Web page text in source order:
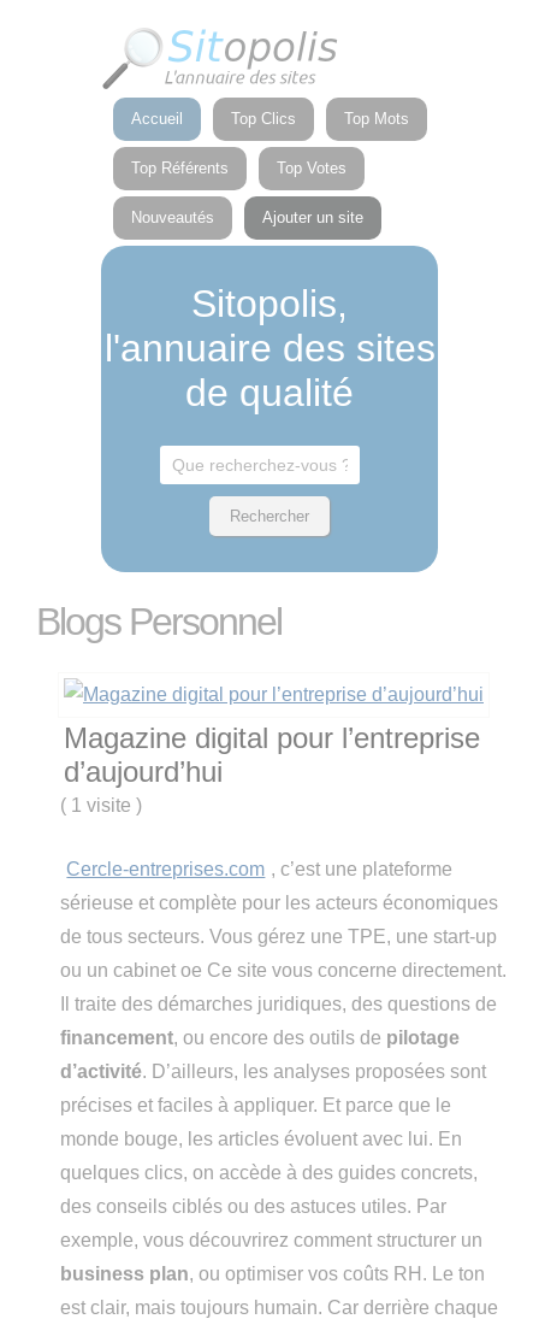
Accueil Top Clics Top Mots
Top Référents Top Votes
Nouveautés Ajouter un site
Sitopolis,
l'annuaire des sites
de qualité
Blogs Personnel
Magazine digital pour l’entreprise
d’aujourd’hui
( 1 visite)
Cercle-entreprises.com , c’est une plateforme
sérieuse et complète pour les acteurs économiques
de tous secteurs. Vous gérez une TPE, une start-up
ou un cabinet oe Ce site vous concerne directement.
Il traite des démarches juridiques, des questions de
financement, ou encore des outils de pilotage
d’activité. D’ailleurs, les analyses proposées sont
précises et faciles à appliquer. Et parce que le
monde bouge, les articles évoluent avec lui. En
quelques clics, on accède à des guides concrets,
des conseils ciblés ou des astuces utiles. Par
exemple, vous découvrirez comment structurer un
business plan, ou optimiser vos coûts RH. Le ton
est clair, mais toujours humain. Car derrière chaque